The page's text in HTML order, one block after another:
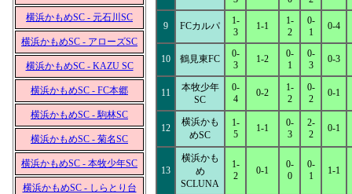
横浜かもめSC - 元石川SC
横浜かもめSC - アローズSC
横浜かもめSC - KAZU SC
横浜かもめSC - FC本郷
横浜かもめSC - 駒林SC
横浜かもめSC - 菊名SC
横浜かもめSC - 本牧少年SC
横浜かもめSC - しらとり台
9 FCカルパ
1-
3
1-1
1-
2
0-
1
0-4
10 鶴見東FC
0-
3
1-2
0-
1
0-
3
0-3
11
本牧少年
SC
0-
4
0-2
1-
2
0-
2
0-1
12
横浜かも
めSC
1-
5
1-1
0-
3
2-
2
0-1
13
横浜かも
め
SCLUNA
1-
2
0-1
0-
0
0-
1
1-1